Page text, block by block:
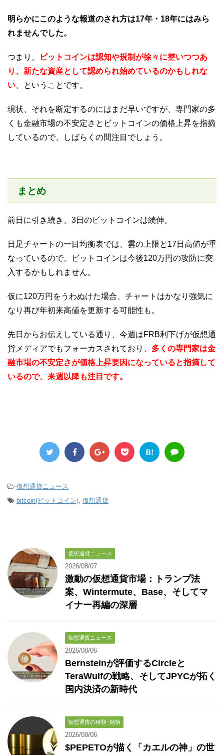
明らかにこのような報道のされ方は17年・18年にはみら
れませんでした。
つまり、
ビットコインは認知や規制が徐々に整いつつあ
り、新たな資産として認められ始めているのかもしれな
い 、ということです。
現状、それを断定するのにはまだ早いですが、専門家の多
くも金融市場の不安定さとビットコインの価格上昇を指摘
しているので、しばらくの間注目でしょう。
まとめ
前日に引き続き、3日のビットコインは続伸。
日足チャートの一目均衡表では、雲の上限と17日高値が重
なっているので、ビットコインは今後120万円の攻防に突
入するかもしれません。
仮に120万円をうわぬけた場合、チャートはかなり強気に
なり再び年初来高値を更新する可能性も。
先日からお伝えしている通り、今週はFRB利下げが仮想通
貨メディアでもフォーカスされており、 多くの専門家は金
融市場の不安定さが価格上昇要因になっていると指摘して
いるので、来週以降も注目です。
B!
-仮想通貨ニュース
-bitcoin(ビットコイン), 仮想通貨
仮想通貨ニュース
2026/08/07
激動の仮想通貨市場：トランプ法
案、Wintermute、Base、そしてマ
イナー再編の深層
仮想通貨ニュース
2026/08/06
Bernsteinが評価するCircleと
TeraWulfの戦略、そしてJPYCが拓く
国内決済の新時代
仮想通貨の種類･銘柄
2026/08/06
$PEPETOが描く「カエルの神」の世